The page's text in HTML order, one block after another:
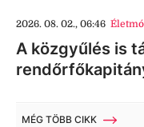
2026. 08. 02., 06:46
A közgyűlés is
MÉG TÖBB CIKK